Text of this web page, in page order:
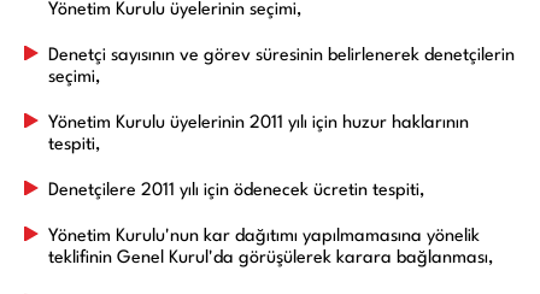
Yönetim Kurulu üyelerinin seçimi,
Denetçi sayısının ve görev süresinin belirlenerek denetçilerin
seçimi,
Yönetim Kurulu üyelerinin 2011 yılı için huzur haklarının
tespiti,
Denetçilere 2011 yılı için ödenecek ücretin tespiti,
Yönetim Kurulu'nun kar dağıtımı yapılmamasına yönelik
teklifinin Genel Kurul'da görüşülerek karara bağlanması,